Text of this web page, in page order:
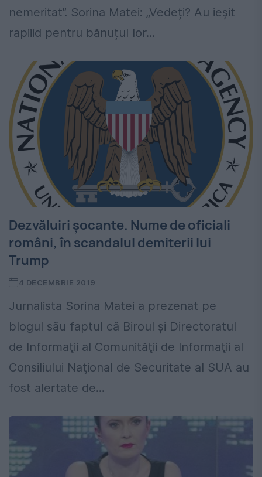
nemeritat”. Sorina Matei: „Vedeți? Au ieșit
rapiiid pentru bănuțul lor...
Dezvăluiri șocante. Nume de oficiali
români, în scandalul demiterii lui
Trump
4 DECEMBRIE 2019
Jurnalista Sorina Matei a prezenat pe
blogul său faptul că Biroul şi Directoratul
de Informaţii al Comunităţii de Informaţii al
Consiliului Naţional de Securitate al SUA au
fost alertate de...